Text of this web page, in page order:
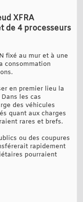
XFRA
de 4 processeurs
fixé au mur et à une
consommation
en premier lieu la
les cas
des véhicules
quant aux charges
rares et brefs.
ou des coupures
rapidement
pourraient